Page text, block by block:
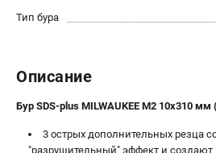
Информация размещённая на сайте
8 (812) 748-27-
8 (800) 550-70-
Тип бура
Описание
Бур SDS-plus MILWAUKEE M2 10x310 мм
3 острых дополнительных резца
"разрушительный" эффект и